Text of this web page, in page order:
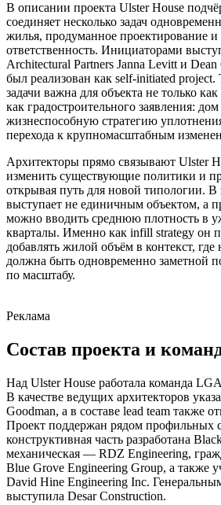
В описании проекта Ulster House
соединяет несколько задач
жилья, продуманное проектирование и
ответственность. Инициаторами
Architectural Partners Janna Levitt и
был реализован как self-initiated project.
задачи важна для объекта не только
как градостроительного заявления: дом
жизнеспособную стратегию
перехода к крупномасштабным
Архитекторы прямо связывают Ulster
изменить существующие политики и
открывая путь для новой типологии. В
выступает не единичным объектом, а
можно вводить среднюю плотность в
кварталы. Именно как infill strategy он
добавлять жилой объём в контекст, где
должна быть одновременно заметной
по масштабу.
Реклама
Состав проекта и
Над Ulster House работала команда
В качестве ведущих архитекторов
Goodman, а в составе lead team также
Проект поддержан рядом профильных
конструктивная часть разработана
механическая — RDZ Engineering,
Blue Grove Engineering Group, а также
David Hine Engineering Inc.
выступила Desar Construction.